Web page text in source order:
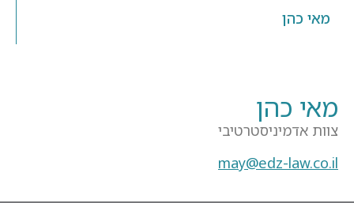
מאי כהן
מאי כהן
צוות אדמיניסטרטיבי
may@edz-law.co.il